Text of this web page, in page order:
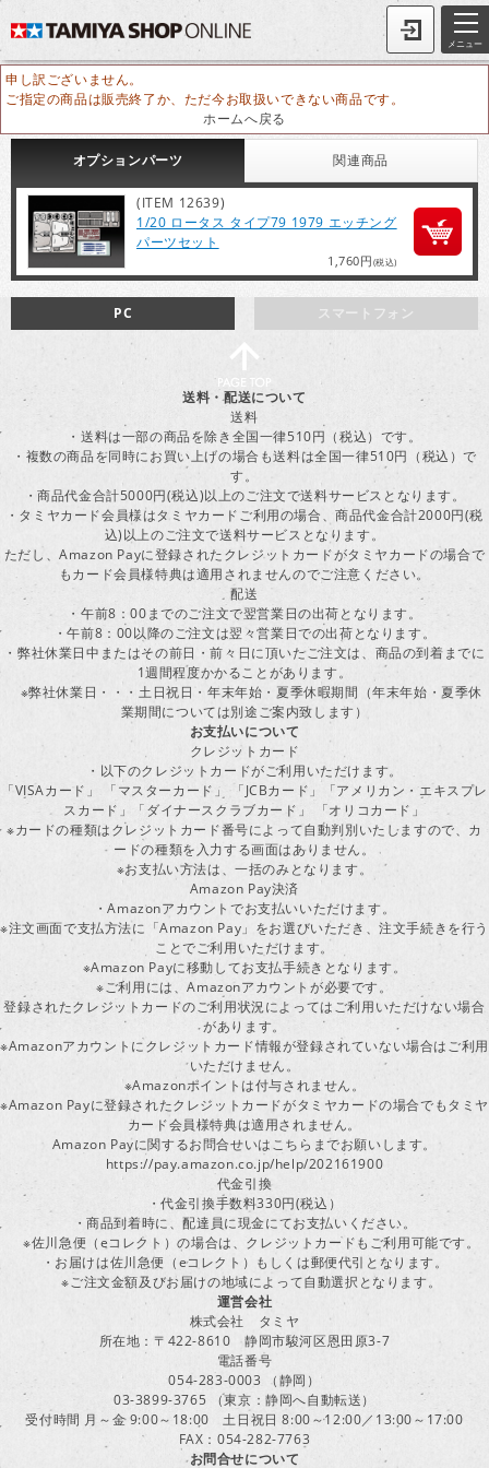
メニュー
申し訳ございません。
ご指定の商品は販売終了か、ただ今お取扱いできない商品です。
ホームへ戻る
オプションパーツ 関連商品
(ITEM 12639)
1/20 ロータス タイプ79 1979 エッチング
パーツセット
1,760円(税込)
スマートフォン
PC
送料・配送について
送料
・送料は一部の商品を除き全国一律510円（税込）です。
・複数の商品を同時にお買い上げの場合も送料は全国一律510円（税込）で
す。
・商品代金合計5000円(税込)以上のご注文で送料サービスとなります。
・タミヤカード会員様はタミヤカードご利用の場合、商品代金合計2000円(税
込)以上のご注文で送料サービスとなります。
ただし、Amazon Payに登録されたクレジットカードがタミヤカードの場合で
もカード会員様特典は適用されませんのでご注意ください。
配送
・午前8：00までのご注文で翌営業日の出荷となります。
・午前8：00以降のご注文は翌々営業日での出荷となります。
・弊社休業日中またはその前日・前々日に頂いたご注文は、商品の到着までに
1週間程度かかることがあります。
※弊社休業日・・・土日祝日・年末年始・夏季休暇期間（年末年始・夏季休
業期間については別途ご案内致します）
お支払いについて
クレジットカード
・以下のクレジットカードがご利用いただけます。
「VISAカード」 「マスターカード」 「JCBカード」「アメリカン・エキスプレ
スカード」「ダイナースクラブカード」 「オリコカード」
※カードの種類はクレジットカード番号によって自動判別いたしますので、カ
ードの種類を入力する画面はありません。
※お支払い方法は、一括のみとなります。
Amazon Pay決済
・Amazonアカウントでお支払いいただけます。
※注文画面で支払方法に「Amazon Pay」をお選びいただき、注文手続きを行う
ことでご利用いただけます。
※Amazon Payに移動してお支払手続きとなります。
※ご利用には、Amazonアカウントが必要です。
登録されたクレジットカードのご利用状況によってはご利用いただけない場合
があります。
※Amazonアカウントにクレジットカード情報が登録されていない場合はご利用
いただけません。
※Amazonポイントは付与されません。
※Amazon Payに登録されたクレジットカードがタミヤカードの場合でもタミヤ
カード会員様特典は適用されません。
Amazon Payに関するお問合せいはこちらまでお願いします。
https://pay.amazon.co.jp/help/202161900
代金引換
・代金引換手数料330円(税込）
・商品到着時に、配達員に現金にてお支払いください。
※佐川急便（eコレクト）の場合は、クレジットカードもご利用可能です。
・お届けは佐川急便（eコレクト）もしくは郵便代引となります。
※ご注文金額及びお届けの地域によって自動選択となります。
運営会社
株式会社 タミヤ
所在地：〒422-8610 静岡市駿河区恩田原3-7
電話番号
054-283-0003 （静岡）
03-3899-3765 （東京：静岡へ自動転送）
受付時間 月～金 9:00～18:00 土日祝日 8:00～12:00／13:00～17:00
FAX：054-282-7763
お問合せについて